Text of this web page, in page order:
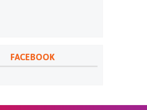
FACEBOOK